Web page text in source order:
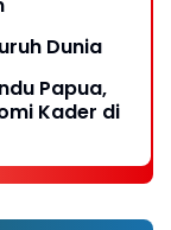
Dunia
Papua,
Kader di